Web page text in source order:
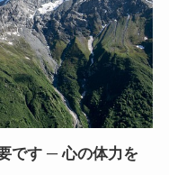
です ─ 心の体力を